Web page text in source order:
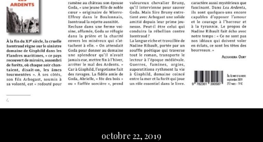
octobre 22, 2019